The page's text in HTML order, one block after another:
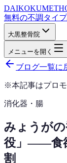
DAIKOKU
無料の不調タイ
大黒整骨院
メニューを開く
ブログ一覧に
※本記事はプロ
消化器・腸
みょうが
役」——食
割